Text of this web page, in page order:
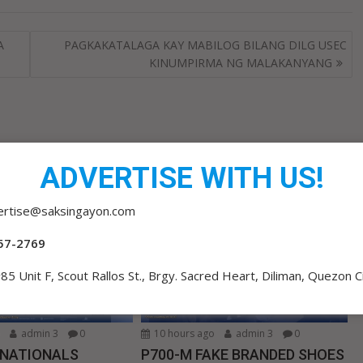
PAGKAKATALAGA KAY MABILOG BILANG DILG USEC
KINUMPIRMA NG MALAKANYANG
admin 3 0 10 hours ago admin 3 0
P700-M FAKE BRANDED SHOES
ADVERTISE WITH US!
2769
Unit F, Scout Rallos St., Brgy. Sacred Heart, Diliman, Quezon